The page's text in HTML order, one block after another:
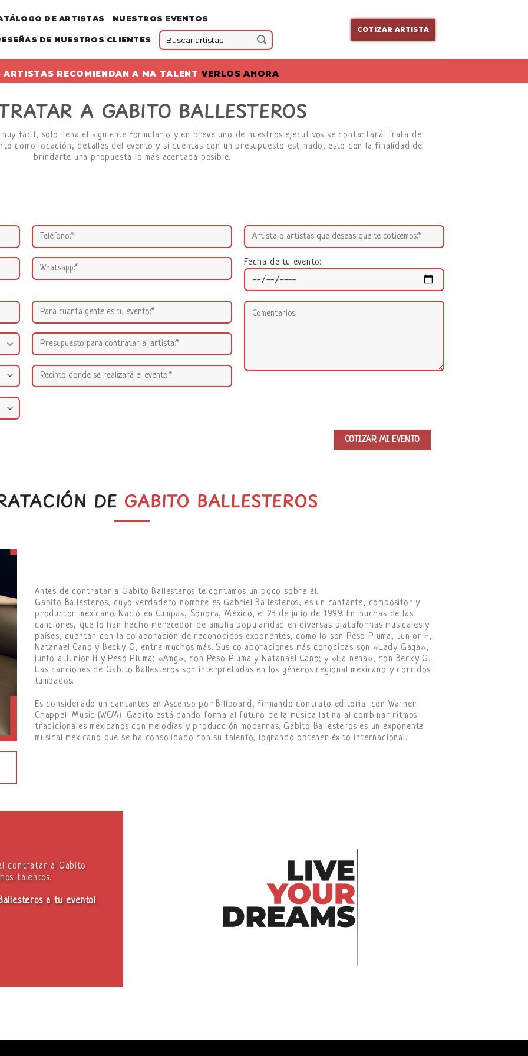
DE ARTISTAS NUESTROS EVENTOS
DE NUESTROS CLIENTES
COTIZAR ARTISTA
ARTISTAS RECOMIENDAN A MA TALENT VERLOS AHORA
A GABITO BALLESTEROS
fácil, solo llena el siguiente formulario y en breve uno de nuestros ejecutivos se contactará. Trata de
como locación, detalles del evento y si cuentas con un presupuesto estimado; esto con la finalidad de
brindarte una propuesta lo más acertada posible.
Fecha de tu evento:
DE GABITO BALLESTEROS
Antes de contratar a Gabito Ballesteros te contamos un poco sobre él.
Gabito Ballesteros, cuyo verdadero nombre es Gabriel Ballesteros, es un cantante, compositor y
productor mexicano. Nació en Cumpas, Sonora, México, el 23 de julio de 1999. En muchas de las
canciones, que lo han hecho merecedor de amplia popularidad en diversas plataformas musicales y
países, cuentan con la colaboración de reconocidos exponentes, como lo son Peso Pluma, Junior H,
Natanael Cano y Becky G, entre muchos más. Sus colaboraciones más conocidas son «Lady Gaga»,
junto a Junior H y Peso Pluma; «Amg», con Peso Pluma y Natanael Cano; y «La nena», con Becky G.
Las canciones de Gabito Ballesteros son interpretadas en los géneros regional mexicano y corridos
tumbados.
Es considerado un cantantes en Ascenso por Billboard, firmando contrato editorial con Warner
Chappell Music (WCM). Gabito está dando forma al futuro de la música latina al combinar ritmos
tradicionales mexicanos con melodías y producción modernas. Gabito Ballesteros es un exponente
musical mexicano que se ha consolidado con su talento, logrando obtener éxito internacional.
contratar a Gabito
talentos.
a tu evento!